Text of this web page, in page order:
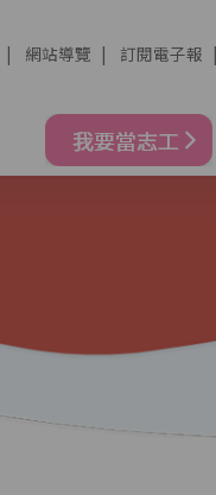
網站導覽 訂閱電子報